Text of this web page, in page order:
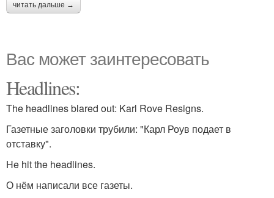
читать дальше →
Вас может заинтересовать
Headlines:
The headlines blared out: Karl Rove Resigns.
Газетные заголовки трубили: "Карл Роув подает в
отставку".
He hit the headlines.
О нём написали все газеты.